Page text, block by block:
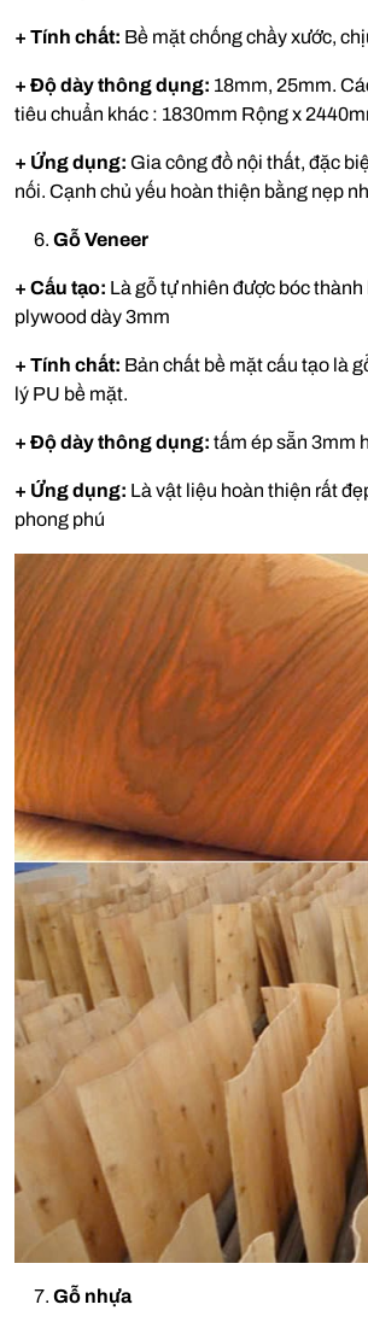
+ Tính chất: Bề mặt chống chầy xước,
+ Độ dày thông dụng: 18mm, 25mm.
tiêu chuẩn khác : 1830mm Rộng x
+ Ứng dụng: Gia công đồ nội thất, đặc
nối. Cạnh chủ yếu hoàn thiện bằng nẹp
Gỗ Veneer
+ Cấu tạo: Là gỗ tự nhiên được bóc
plywood dày 3mm
+ Tính chất: Bản chất bề mặt cấu tạo là
lý PU bề mặt.
+ Độ dày thông dụng: tấm ép sẵn 3mm
+ Ứng dụng: Là vật liệu hoàn thiện rất
phong phú
Gỗ nhựa